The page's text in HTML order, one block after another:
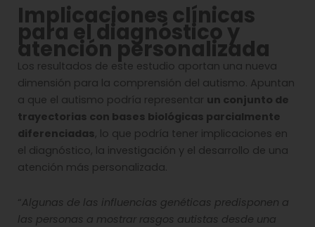
Implicaciones clínicas
para el diagnóstico y
atención personalizada
Los resultados de este estudio aportan una nueva
dimensión para la comprensión del autismo. Apuntan
a que el autismo podría representar un conjunto de
trayectorias con bases biológicas parcialmente
diferenciadas, lo que podría tener implicaciones en
el diagnóstico, la investigación y el desarrollo de una
atención más personalizada.
“Algunas de las influencias genéticas predisponen a
las personas a mostrar rasgos autistas desde una